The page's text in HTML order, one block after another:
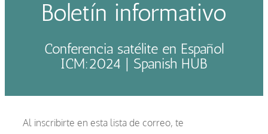
Boletín informativo
Conferencia satélite en Español
ICM:2024 | Spanish HUB
Al inscribirte en esta lista de correo, te